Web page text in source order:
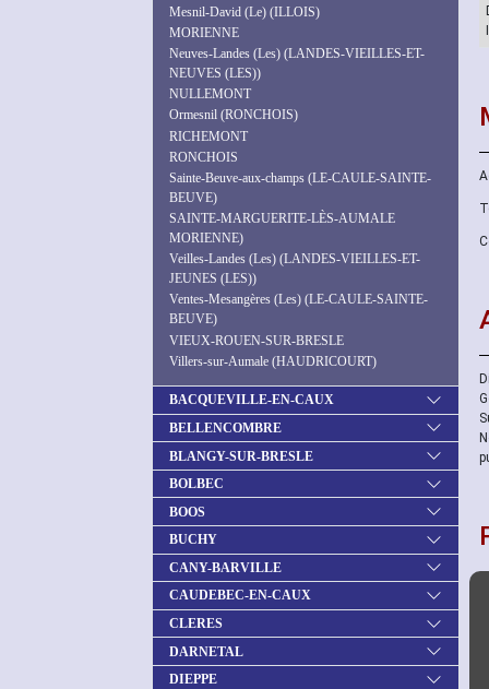
Mesnil-David (Le) (ILLOIS)
MORIENNE
Neuves-Landes (Les) (LANDES-VIEILLES-ET-
NEUVES (LES))
NULLEMONT
Ormesnil (RONCHOIS)
RICHEMONT
RONCHOIS
Sainte-Beuve-aux-champs (LE-CAULE-SAINTE-
BEUVE)
SAINTE-MARGUERITE-LÈS-AUMALE
MORIENNE)
Veilles-Landes (Les) (LANDES-VIEILLES-ET-
JEUNES (LES))
Ventes-Mesangères (Les) (LE-CAULE-SAINTE-
BEUVE)
VIEUX-ROUEN-SUR-BRESLE
Villers-sur-Aumale (HAUDRICOURT)
BACQUEVILLE-EN-CAUX
BELLENCOMBRE
BLANGY-SUR-BRESLE
BOLBEC
BOOS
BUCHY
CANY-BARVILLE
CAUDEBEC-EN-CAUX
CLERES
DARNETAL
DIEPPE